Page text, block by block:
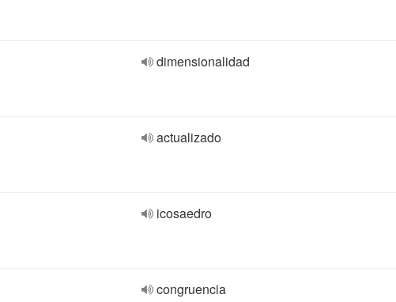
dimensionalidad
actualizado
icosaedro
congruencia